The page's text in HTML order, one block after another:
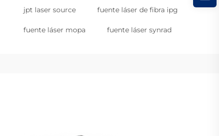
jpt laser source fuente láser de fibra ipg
fuente láser mopa fuente láser synrad